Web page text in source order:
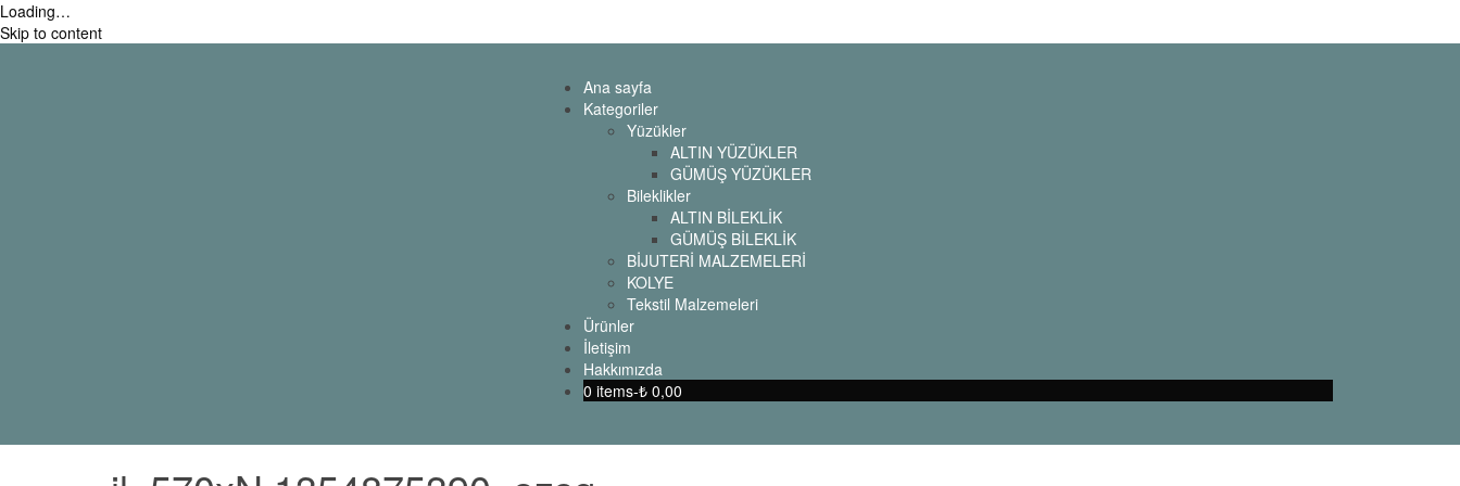
Loading…
Skip to content
Ana sayfa
Kategoriler
Yüzükler
ALTIN YÜZÜKLER
GÜMÜŞ YÜZÜKLER
Bileklikler
ALTIN BİLEKLİK
GÜMÜŞ BİLEKLİK
BİJUTERİ MALZEMELERİ
KOLYE
Tekstil Malzemeleri
Ürünler
İletişim
Hakkımızda
0 items-₺ 0,00